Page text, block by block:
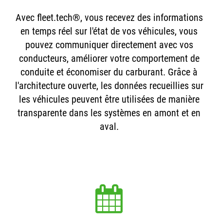
Avec fleet.tech®, vous recevez des informations
en temps réel sur l'état de vos véhicules, vous
pouvez communiquer directement avec vos
conducteurs, améliorer votre comportement de
conduite et économiser du carburant. Grâce à
l'architecture ouverte, les données recueillies sur
les véhicules peuvent être utilisées de manière
transparente dans les systèmes en amont et en
aval.